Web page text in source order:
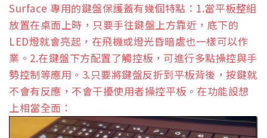
Surface 專用的鍵盤保護蓋有幾個特點：1.當平板整組
放置在桌面上時，只要手往鍵盤上方靠近，底下的
LED燈就會亮起，在飛機或燈光昏暗處也一樣可以作
業。2.在鍵盤下方配置了觸控板，可進行多點操控與手
勢控制等應用。3.只要將鍵盤反折到平板背後，按鍵就
不會有反應，不會干擾使用者操控平板。在功能設想
上相當全面：